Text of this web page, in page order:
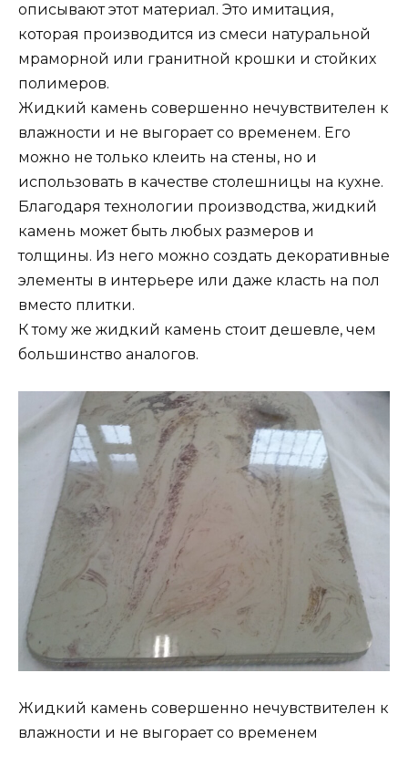
описывают этот материал. Это имитация,
которая производится из смеси натуральной
мраморной или гранитной крошки и стойких
полимеров.
Жидкий камень совершенно нечувствителен к
влажности и не выгорает со временем. Его
можно не только клеить на стены, но и
использовать в качестве столешницы на кухне.
Благодаря технологии производства, жидкий
камень может быть любых размеров и
толщины. Из него можно создать декоративные
элементы в интерьере или даже класть на пол
вместо плитки.
К тому же жидкий камень стоит дешевле, чем
большинство аналогов.
Жидкий камень совершенно нечувствителен к
влажности и не выгорает со временем